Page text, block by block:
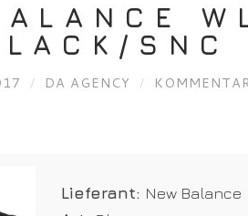
SNC
/ DA AGENCY /
Lieferant: New Balance